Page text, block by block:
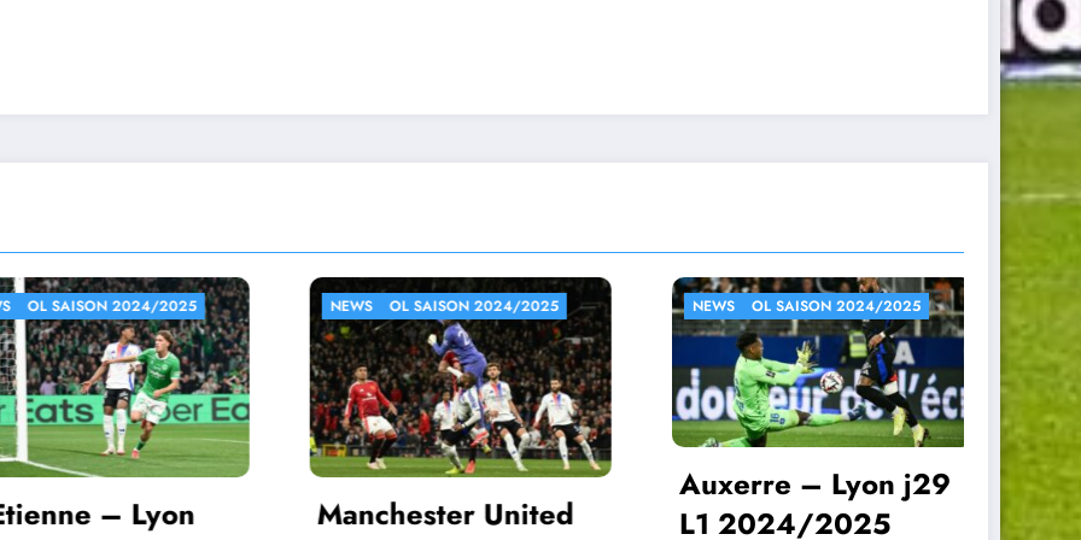
OL SAISON 2024/2025
United
NEWS OL SAISON 2024/2025
Auxerre – Lyon j29
L1 2024/2025
NEWS OL SAISON 2024/2025
Lyon – Manchester